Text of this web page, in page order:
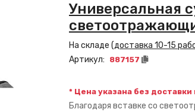
Универсальная
На складе (доставка 10-15
Артикул:
887157
* Цена указана без доставки
Благодаря вставке со